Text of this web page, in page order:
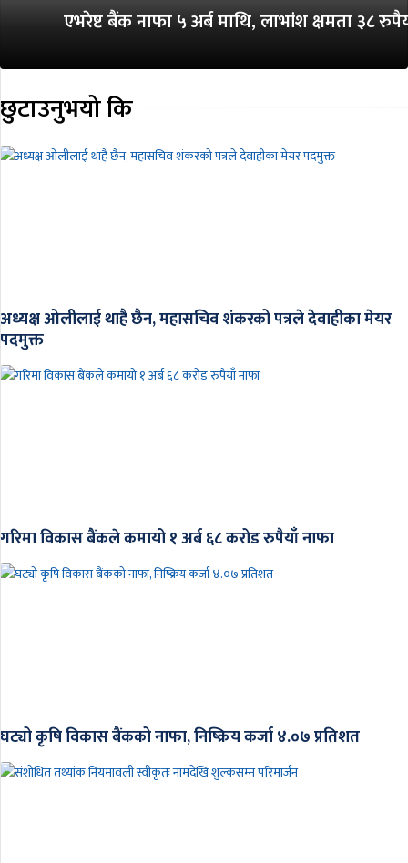
एभरेष्ट बैंक नाफा ५ अर्ब माथि, लाभांश क्षमता ३८
छुटाउनुभयो कि
अध्यक्ष ओलीलाई थाहै छैन, महासचिव शंकरको पत्रले देवाहीका मेयर
पदमुक्त
गरिमा विकास बैंकले कमायो १ अर्ब ६८ करोड रुपैयाँ नाफा
घट्यो कृषि विकास बैंकको नाफा, निष्क्रिय कर्जा ४.०७ प्रतिशत